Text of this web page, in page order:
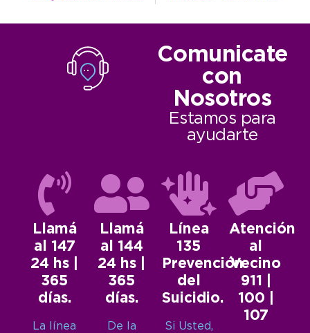
Comunicate
con
Nosotros
Estamos para
ayudarte
Llamá
al 147
24 hs |
365
días.
La línea
Llamá
al 144
24 hs |
365
días.
De la
Línea
135
Prevención
del
Suicidio.
Si Usted,
Atención
al
Vecino
911 |
100 |
107